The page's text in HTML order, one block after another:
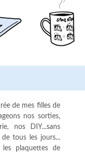
de mes filles de
nos sorties,
nos DIY...sans
tous les jours...
plaquettes de